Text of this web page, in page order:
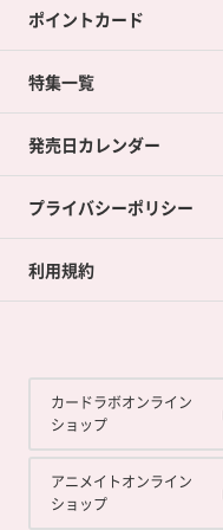
店舗買取について
ネット買取について
買取承諾書について
ポイントカード
ポイントカードTOP
ポイント交換景品
特集一覧
発売日カレンダー
プライバシーポリシー
利用規約
カードラボオンライン
ショップ
アニメイトオンライン
ショップ